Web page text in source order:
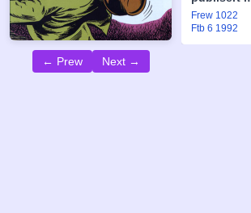
← Prew Next →
Frew 1022
Ftb 6 1992